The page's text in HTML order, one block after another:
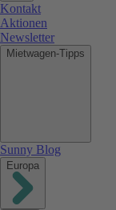
Kontakt
Aktionen
Newsletter
Mietwagen-Tipps
Sunny Blog
Europa